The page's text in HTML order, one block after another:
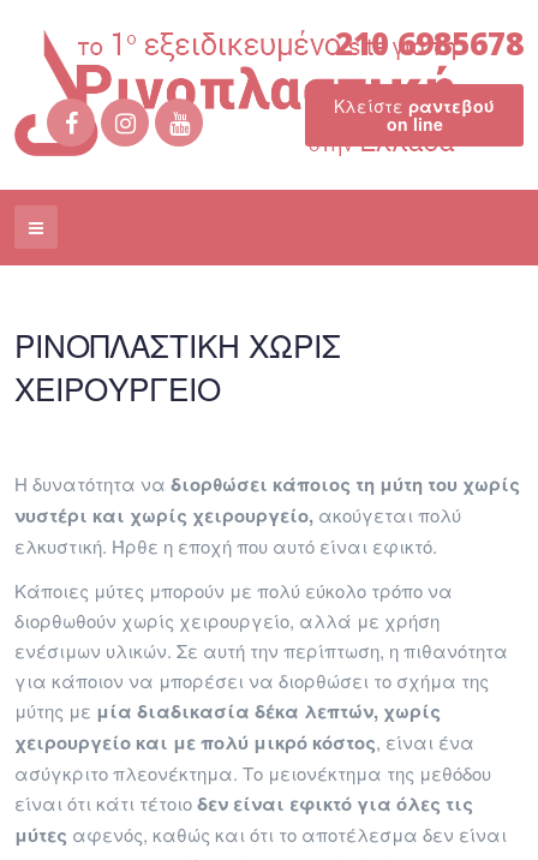
210 6985678
Κλείστε ραντεβού
on line
ΡΙΝΟΠΛΑΣΤΙΚΗ ΧΩΡΙΣ
ΧΕΙΡΟΥΡΓΕΙΟ
Η δυνατότητα να διορθώσει κάποιος τη μύτη του χωρίς
νυστέρι και χωρίς χειρουργείο, ακούγεται πολύ
ελκυστική. Ήρθε η εποχή που αυτό είναι εφικτό.
Κάποιες μύτες μπορούν με πολύ εύκολο τρόπο να
διορθωθούν χωρίς χειρουργείο, αλλά με χρήση
ενέσιμων υλικών. Σε αυτή την περίπτωση, η πιθανότητα
για κάποιον να μπορέσει να διορθώσει το σχήμα της
μύτης με μία διαδικασία δέκα λεπτών, χωρίς
χειρουργείο και με πολύ μικρό κόστος, είναι ένα
ασύγκριτο πλεονέκτημα. Το μειονέκτημα της μεθόδου
είναι ότι κάτι τέτοιοδεν είναι εφικτό για όλες τις
μύτες αφενός, καθώς και ότι το αποτέλεσμα δεν είναι